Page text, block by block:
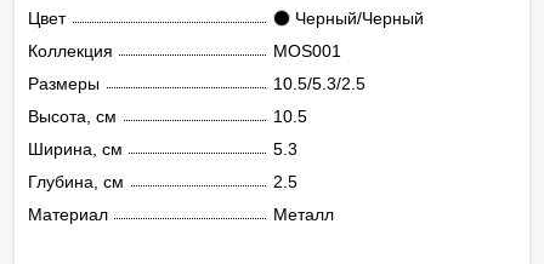
Цвет
Черный/Черный
Коллекция
MOS001
Размеры
10.5/5.3/2.5
Высота, см
10.5
Ширина, см
5.3
Глубина, см
2.5
Материал
Металл